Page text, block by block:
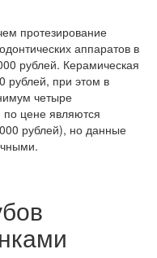
протезирование
аппаратов в
рублей. Керамическая
рублей, при этом в
четыре
цене являются
рублей), но данные